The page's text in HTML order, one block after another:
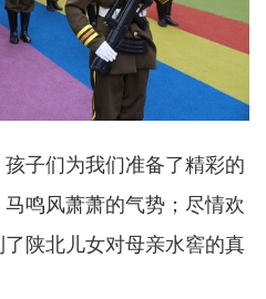
子们为我们准备了精彩的
鸣风萧萧的气势；尽情欢
陕北儿女对母亲水窖的真